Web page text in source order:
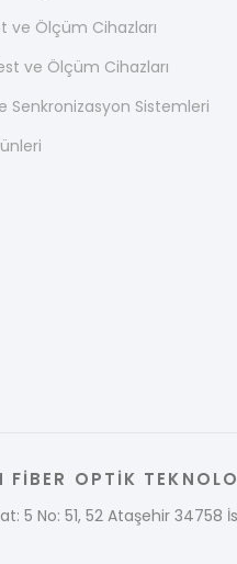
ve Ölçüm Cihazları
ve Ölçüm Cihazları
Senkronizasyon Sistemleri
FİBER OPTİK
5 No: 51, 52 Ataşehir 34758